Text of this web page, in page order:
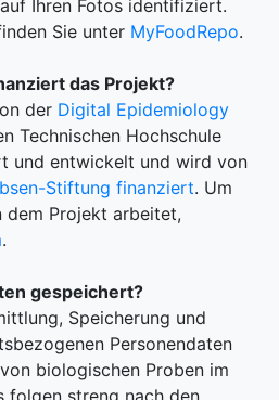
Ihren Fotos identifiziert.
Sie unter MyFoodRepo.
das Projekt?
der Digital Epidemiology
Technischen Hochschule
und entwickelt und wird von
Stiftung finanziert. Um
dem Projekt arbeitet,
.
gespeichert?
Speicherung und
Personendaten
biologischen Proben im
folgen streng nach den